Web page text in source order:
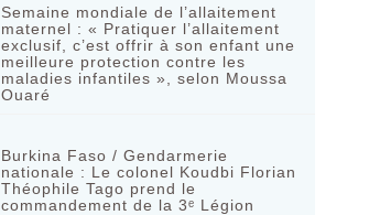
Semaine mondiale de l’allaitement
maternel : « Pratiquer l’allaitement
exclusif, c’est offrir à son enfant une
meilleure protection contre les
maladies infantiles », selon Moussa
Ouaré
Burkina Faso / Gendarmerie
nationale : Le colonel Koudbi Florian
Théophile Tago prend le
commandement de la 3ᵉ Légion